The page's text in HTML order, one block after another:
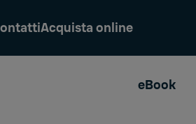
Acquista online
eBook